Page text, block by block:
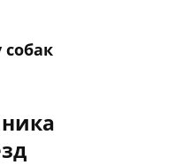
собак